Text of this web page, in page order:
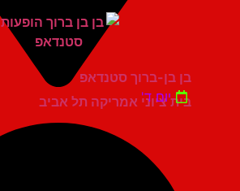
בית ציוני אמריקה תל אביב
בן בן-ברוך סטנדאפ
יום ד'